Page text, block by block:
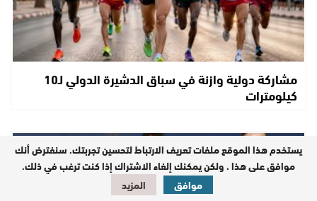
مشاركة دولية وازنة في سباق الدشيرة الدولي لـ10
كيلومترات
رياضة
يستخدم هذا الموقع ملفات تعريف الارتباط لتحسين تجربتك. سنفترض أنك
موافق على هذا ، ولكن يمكنك إلغاء الاشتراك إذا كنت ترغب في ذلك.
موافق
المزيد